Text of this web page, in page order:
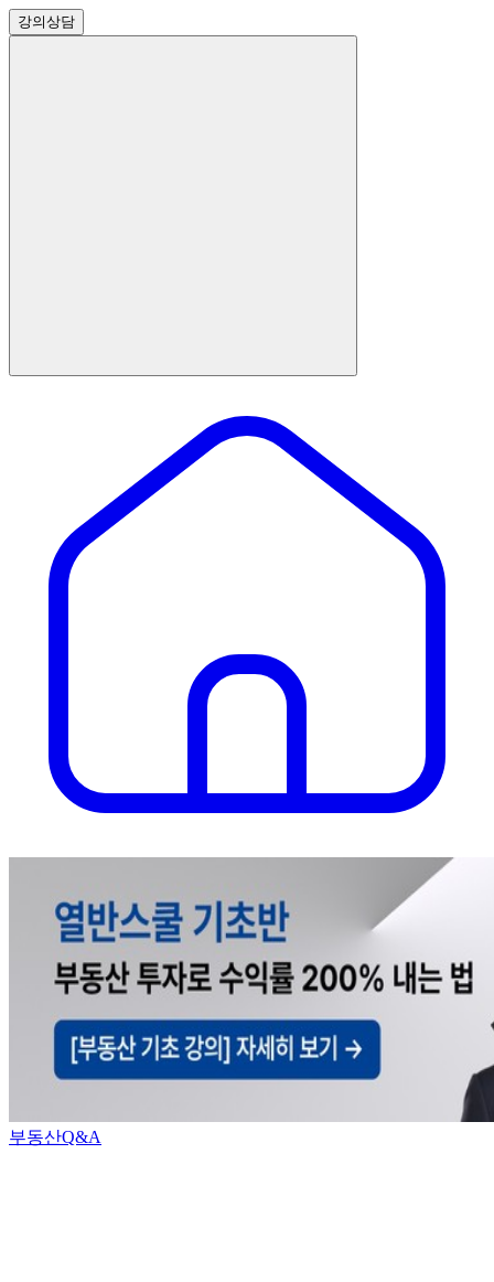
강의상담
부동산Q&A